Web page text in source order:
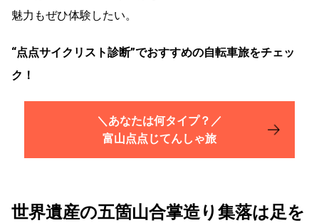
魅力もぜひ体験したい。
“点点サイクリスト診断”でおすすめの自転車旅をチェッ
ク！
＼あなたは何タイプ？／
富山点点じてんしゃ旅
世界遺産の五箇山合掌造り集落は足を